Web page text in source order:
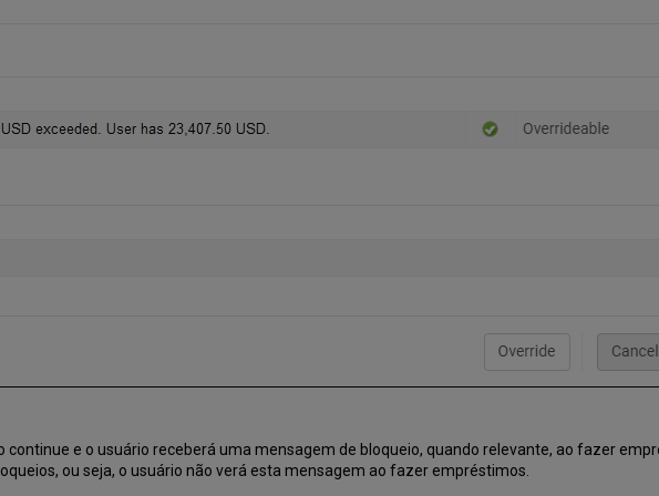
continue e o usuário receberá uma mensagem de bloqueio, quando relevante, ao fazer
ou seja, o usuário não verá esta mensagem ao fazer empréstimos.